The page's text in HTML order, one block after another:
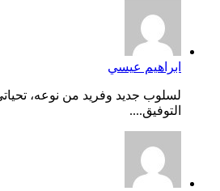
ابراهيم عيسي
لسلوب جديد وفريد من نوعه،
التوفيق....